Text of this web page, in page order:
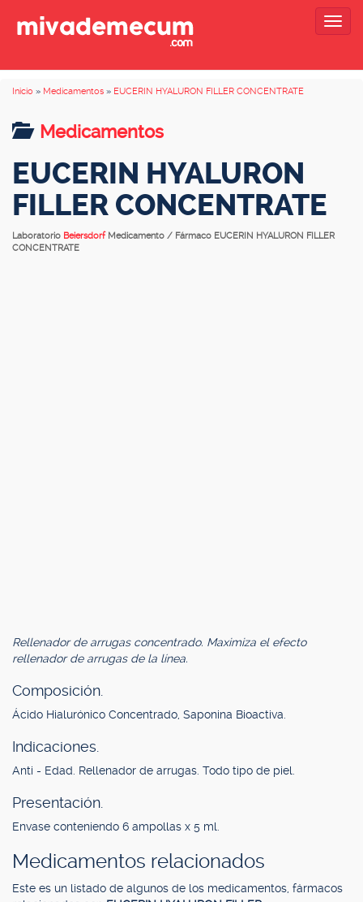
Inicio » Medicamentos » EUCERIN HYALURON FILLER CONCENTRATE
Medicamentos
EUCERIN HYALURON
FILLER CONCENTRATE
Laboratorio Beiersdorf Medicamento / Fármaco EUCERIN HYALURON FILLER
CONCENTRATE
Rellenador de arrugas concentrado. Maximiza el efecto
rellenador de arrugas de la línea.
Composición.
Ácido Hialurónico Concentrado, Saponina Bioactiva.
Indicaciones.
Anti - Edad. Rellenador de arrugas. Todo tipo de piel.
Presentación.
Envase conteniendo 6 ampollas x 5 ml.
Medicamentos relacionados
Este es un listado de algunos de los medicamentos, fármacos